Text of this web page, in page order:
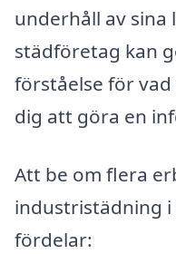
underhåll av sina
städföretag kan
förståelse för
dig att göra en
Att be om flera
industristädning
fördelar: